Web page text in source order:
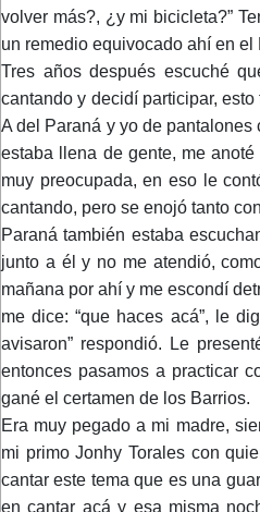
volver más?, ¿y mi bicicleta?”
un remedio equivocado ahí en el
Tres años después escuché
cantando y decidí participar,
A del Paraná y yo de
estaba llena de gente, me
muy preocupada, en eso le
cantando, pero se enojó tanto
Paraná también estaba
junto a él y no me atendió,
mañana por ahí y me escondí
me dice: “que haces acá”, le
avisaron” respondió. Le
entonces pasamos a practicar
gané el certamen de los Barrios.
Era muy pegado a mi madre,
mi primo Jonhy Torales con
cantar este tema que es una
en cantar acá y esa misma